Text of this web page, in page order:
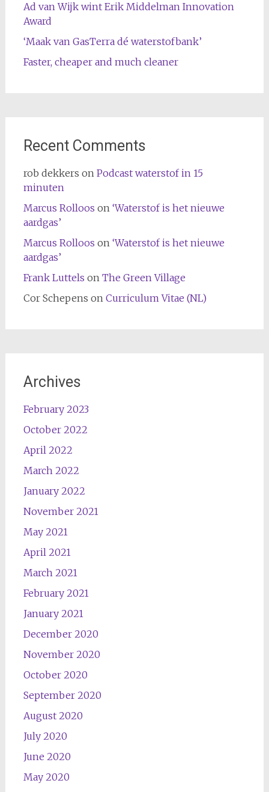
Ad van Wijk wint Erik Middelman Innovation
Award
‘Maak van GasTerra dé waterstofbank’
Faster, cheaper and much cleaner
Recent Comments
rob dekkers on Podcast waterstof in 15
minuten
Marcus Rolloos on ‘Waterstof is het nieuwe
aardgas’
Marcus Rolloos on ‘Waterstof is het nieuwe
aardgas’
Frank Luttels on The Green Village
Cor Schepens on Curriculum Vitae (NL)
Archives
February 2023
October 2022
April 2022
March 2022
January 2022
November 2021
May 2021
April 2021
March 2021
February 2021
January 2021
December 2020
November 2020
October 2020
September 2020
August 2020
July 2020
June 2020
May 2020